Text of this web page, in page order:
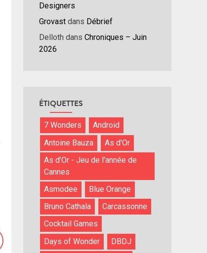
Designers
Grovast dans Débrief
Delloth dans Chroniques – Juin
2026
ÉTIQUETTES
7 Wonders
Android
Antoine Bauza
As d'Or
As d'Or - Jeu de l'année de
Cannes
Asmodee
Blue Orange
Bruno Cathala
Carcassonne
Cocktail Games
Days of Wonder
DBDJ